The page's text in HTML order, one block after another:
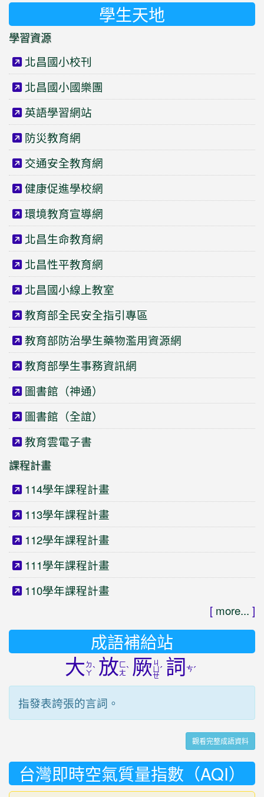
學生天地
學習資源
北昌國小校刊
北昌國小國樂團
英語學習網站
防災教育網
交通安全教育網
健康促進學校網
環境教育宣導網
北昌生命教育網
北昌性平教育網
北昌國小線上教室
教育部全民安全指引專區
教育部防治學生藥物濫用資源網
教育部學生事務資訊網
圖書館（神通）
圖書館（全誼）
教育雲電子書
課程計畫
114學年課程計畫
113學年課程計畫
112學年課程計畫
111學年課程計畫
110學年課程計畫
[ more... ]
成語補給站
大 ㄉ
ㄚ ˋ 放ㄈ
ㄤˋ 厥 ㄐ
ㄩ
ㄝ
ˊ 詞 ㄘˊ
指發表誇張的言詞。
觀看完整成語資料
台灣即時空氣質量指數（AQI）